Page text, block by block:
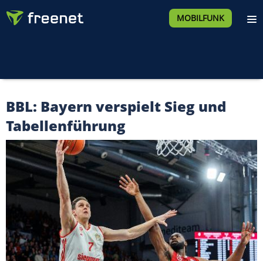
MOBILFUNK
BBL: Bayern verspielt Sieg und
Tabellenführung